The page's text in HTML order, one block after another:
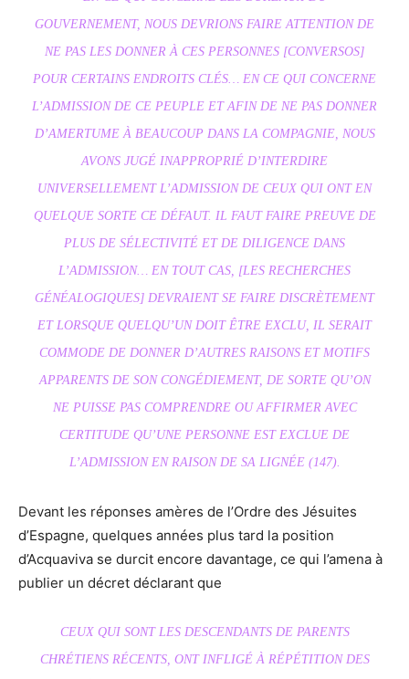
GOUVERNEMENT, NOUS DEVRIONS FAIRE ATTENTION DE
NE PAS LES DONNER À CES PERSONNES [CONVERSOS]
POUR CERTAINS ENDROITS CLÉS… EN CE QUI CONCERNE
L’ADMISSION DE CE PEUPLE ET AFIN DE NE PAS DONNER
D’AMERTUME À BEAUCOUP DANS LA COMPAGNIE, NOUS
AVONS JUGÉ INAPPROPRIÉ D’INTERDIRE
UNIVERSELLEMENT L’ADMISSION DE CEUX QUI ONT EN
QUELQUE SORTE CE DÉFAUT. IL FAUT FAIRE PREUVE DE
PLUS DE SÉLECTIVITÉ ET DE DILIGENCE DANS
L’ADMISSION… EN TOUT CAS, [LES RECHERCHES
GÉNÉALOGIQUES] DEVRAIENT SE FAIRE DISCRÈTEMENT
ET LORSQUE QUELQU’UN DOIT ÊTRE EXCLU, IL SERAIT
COMMODE DE DONNER D’AUTRES RAISONS ET MOTIFS
APPARENTS DE SON CONGÉDIEMENT, DE SORTE QU’ON
NE PUISSE PAS COMPRENDRE OU AFFIRMER AVEC
CERTITUDE QU’UNE PERSONNE EST EXCLUE DE
L’ADMISSION EN RAISON DE SA LIGNÉE (147).
Devant les réponses amères de l’Ordre des Jésuites
d’Espagne, quelques années plus tard la position
d’Acquaviva se durcit encore davantage, ce qui l’amena à
publier un décret déclarant que
CEUX QUI SONT LES DESCENDANTS DE PARENTS
CHRÉTIENS RÉCENTS, ONT INFLIGÉ À RÉPÉTITION DES